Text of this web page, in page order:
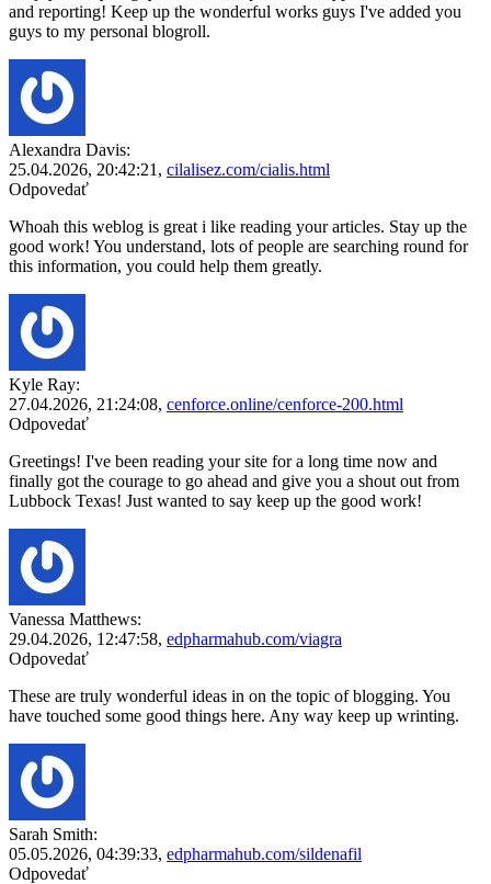
and reporting! Keep up the wonderful works guys I've added you
guys to my personal blogroll.
Alexandra Davis:
25.04.2026, 20:42:21 , cilalisez.com/cialis.html
Odpovedať
Whoah this weblog is great i like reading your articles. Stay up the
good work! You understand, lots of people are searching round for
this information, you could help them greatly.
Kyle Ray:
27.04.2026, 21:24:08, cenforce.online/cenforce-200.html
Odpovedať
Greetings! I've been reading your site for a long time now and
finally got the courage to go ahead and give you a shout out from
Lubbock Texas! Just wanted to say keep up the good work!
Vanessa Matthews:
29.04.2026, 12:47:58, edpharmahub.com/viagra
Odpovedať
These are truly wonderful ideas in on the topic of blogging. You
have touched some good things here. Any way keep up wrinting.
Sarah Smith:
05.05.2026, 04:39:33, edpharmahub.com/sildenafil
Odpovedať